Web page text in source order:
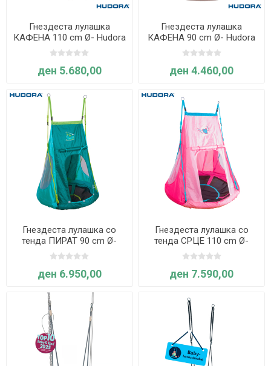
Гнездеста лулашка
КАФЕНА 110 cm Ø- Hudora
ден 5.680,00
Гнездеста лулашка
КАФЕНА 90 cm Ø- Hudora
ден 4.460,00
Гнездеста лулашка со
тенда ПИРАТ 90 cm Ø-
Hudora
ден 6.950,00
Гнездеста лулашка со
тенда СРЦЕ 110 cm Ø-
Hudora
ден 7.590,00